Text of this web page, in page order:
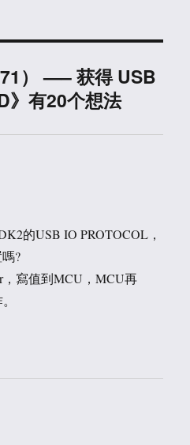
） —– 获得 USB
》有20个想法
的USB IO PROTOCOL，
?
，寫值到MCU，MCU再